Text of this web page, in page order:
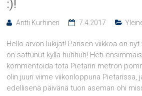
:)!
Antti Kurhinen 7.4.2017
Hello arvon lukijat! Parisen viikkoa on
on sattunut kyllä huhhuh! Heti
kommentoida tota Pietarin metron
olin juuri viime viikonloppuna Pietarissa,
edellisenä päivänä tuon aseman ohi